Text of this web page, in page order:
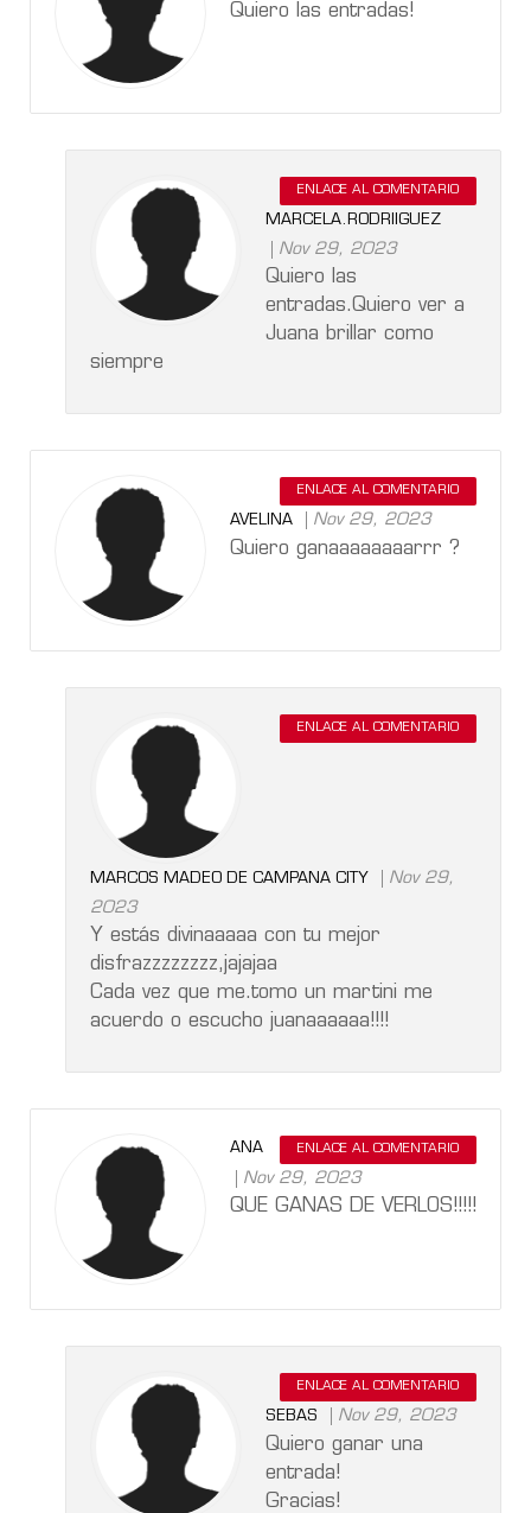
Quiero las entradas!
ENLACE AL COMENTARIO
MARCELA.RODRIIGUEZ
Nov 29, 2023
Quiero las
entradas.Quiero ver a
Juana brillar como
siempre
ENLACE AL COMENTARIO
AVELINA Nov 29, 2023
Quiero ganaaaaaaaarrr ?
ENLACE AL COMENTARIO
MARCOS MADEO DE CAMPANA CITY
Nov 29,
2023
Y estás divinaaaaa con tu mejor
disfrazzzzzzzz,jajajaa
Cada vez que me.tomo un martini me
acuerdo o escucho juanaaaaaa!!!!
ENLACE AL COMENTARIO
ANA
Nov 29, 2023
QUE GANAS DE VERLOS!!!!!
ENLACE AL COMENTARIO
SEBAS Nov 29, 2023
Quiero ganar una
entrada!
Gracias!